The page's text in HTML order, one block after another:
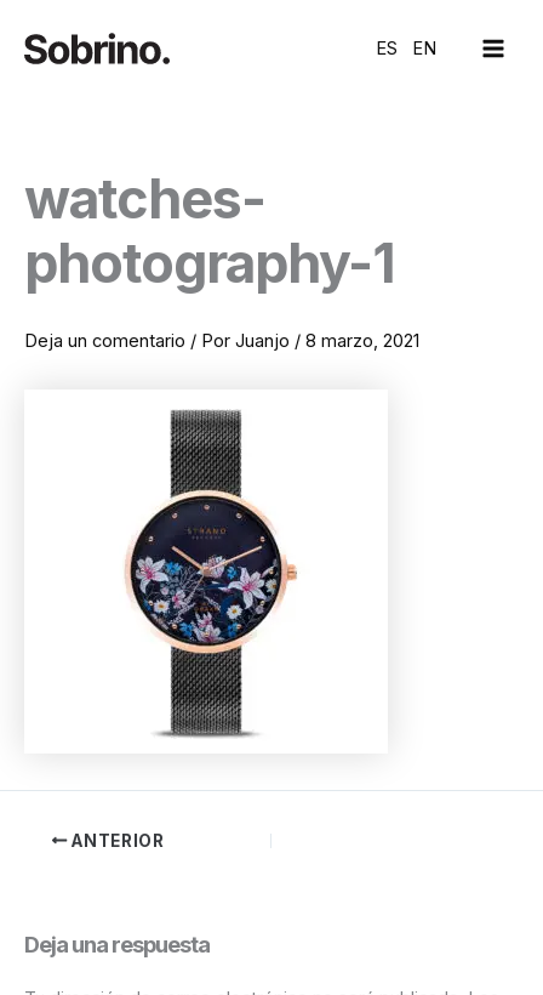
contenido
ES EN
watches-
photography-1
Deja un comentario / Por Juanjo / 8 marzo, 2021
ANTERIOR
Deja una respuesta